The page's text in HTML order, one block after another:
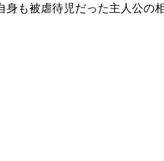
も被虐待児だった主人公の